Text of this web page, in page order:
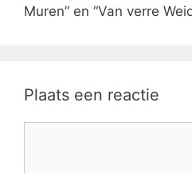
Muren” en “Van verre
Plaats een reactie